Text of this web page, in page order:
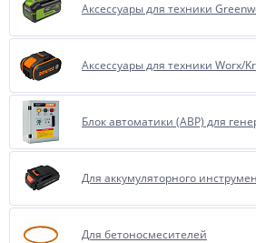
Аксессуары для техники
Аксессуары для техники Worx/
Блок автоматики (АВР) для
Для аккумуляторного
Для бетоносмесителей